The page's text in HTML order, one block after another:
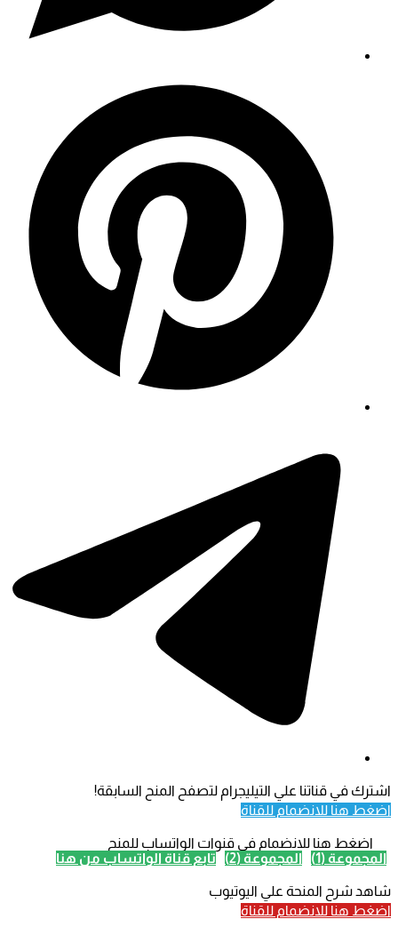
اشترك في قناتنا علي التيليجرام لتصفح المنح السابقة!
اضغط هنا للانضمام للقناة
اضغط هنا للانضمام في قنوات الواتساب للمنح
المجموعة (1)
المجموعة (2) تابع قناة الواتساب من هنا
شاهد شرح المنحة علي اليوتيوب
اضغط هنا للانضمام للقناة